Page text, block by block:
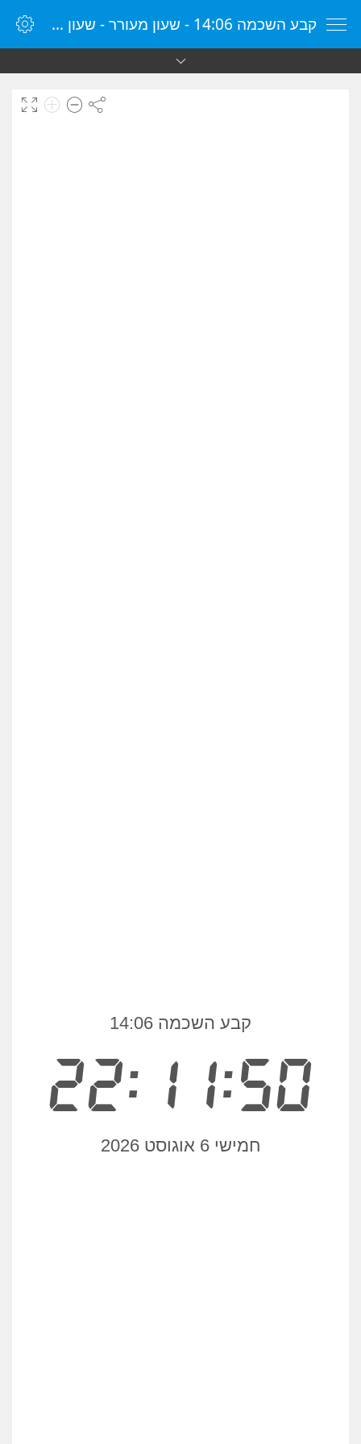
קבע השכמה 14:06 - שעון מעורר - שעון מעורר מקוון - שעון מעורר במחשב
22:11:50
קבע השכמה 14:06
חמישי 6 אוגוסט 2026